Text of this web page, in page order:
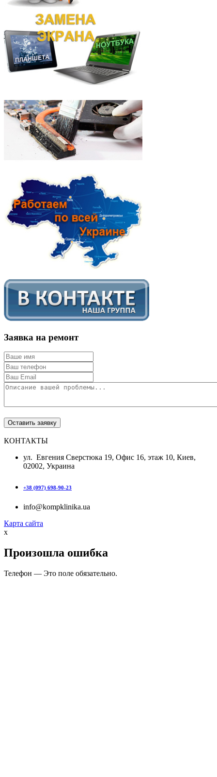
Заявка на ремонт
КОНТАКТЫ
ул. Евгения Сверстюка 19, Офис 16, этаж 10, Киев,
02002, Украина
+38 (097) 698-90-23
info@kompklinika.ua
Карта сайта
x
Произошла ошибка
Телефон — Это поле обязательно.